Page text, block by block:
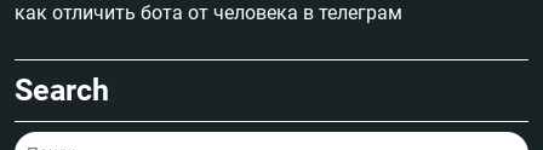
как отличить бота от человека в телеграм
Search